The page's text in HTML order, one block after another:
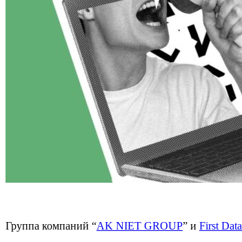
Группа компаний “AK NIET GROUP” и First Data